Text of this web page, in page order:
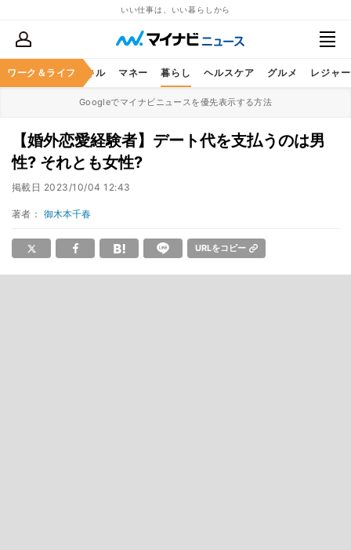
いい仕事は、いい暮らしから
ワーク＆ライフ
ア ビジネススキル マネー 暮らし ヘルスケア グルメ レジャー
Googleでマイナビニュースを優先表示する方法
【婚外恋愛経験者】デート代を支払うのは男
性? それとも女性?
掲載日 2023/10/04 12:43
著者： 御木本千春
URLをコピー